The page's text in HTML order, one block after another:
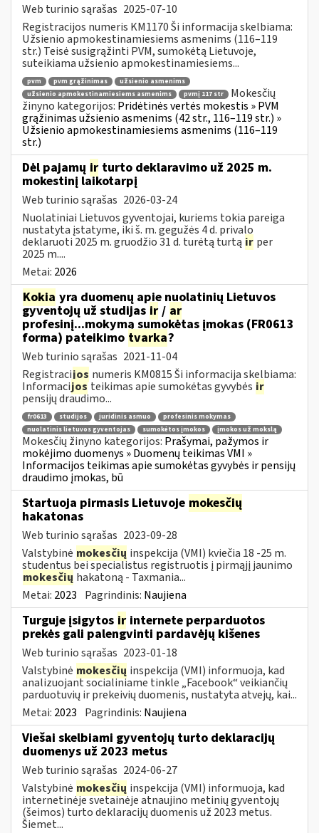
Web turinio sąrašas 2025-07-10
Registracijos numeris KM1170 Ši informacija skelbiama:
Užsienio apmokestinamiesiems asmenims (116–119
str.) Teisė susigrąžinti PVM, sumokėtą Lietuvoje,
suteikiama užsienio apmokestinamiesiems...
pvm pvm grąžinimas
užsienio asmenims
užsienio apmokestinamiesiems asmenims
pvmį 117 str
Mokesčių
žinyno kategorijos: Pridėtinės vertės mokestis » PVM
grąžinimas užsienio asmenims (42 str., 116–119 str.) »
Užsienio apmokestinamiesiems asmenims (116–119
str.)
Dėl pajamų ir turto deklaravimo už 2025 m.
mokestinį laikotarpį
Web turinio sąrašas 2026-03-24
Nuolatiniai Lietuvos gyventojai, kuriems tokia pareiga
nustatyta įstatyme, iki š. m. gegužės 4 d. privalo
deklaruoti 2025 m. gruodžio 31 d. turėtą turtą ir per
2025 m....
Metai: 2026
Kokia yra duomenų apie nuolatinių Lietuvos
gyventojų už studijas ir / ar
profesinį...mokymą sumokėtas įmokas (FR0613
forma) pateikimo tvarka?
Web turinio sąrašas 2021-11-04
Registracijos numeris KM0815 Ši informacija skelbiama:
Informacijosteikimas apie sumokėtas gyvybės ir
pensijų draudimo...
fr0613 studijos juridinis asmuo
profesinis mokymas
nuolatinis lietuvos gyventojas
sumokėtos įmokos įmokos už mokslą
Mokesčių žinyno kategorijos: Prašymai, pažymos ir
mokėjimo duomenys » Duomenų teikimas VMI »
Informacijos teikimas apie sumokėtas gyvybės ir pensijų
draudimo įmokas, bū
Startuoja pirmasis Lietuvoje mokesčių
hakatonas
Web turinio sąrašas 2023-09-28
Valstybinė mokesčių inspekcija (VMI) kviečia 18 -25 m.
studentus bei specialistus registruotis į pirmąjį jaunimo
mokesčių hakatoną - Taxmania...
Metai: 2023 Pagrindinis: Naujiena
Turguje įsigytos ir internete perparduotos
prekės gali palengvinti pardavėjų kišenes
Web turinio sąrašas 2023-01-18
Valstybinė mokesčių inspekcija (VMI) informuoja, kad
analizuojant socialiniame tinkle „Facebook“ veikiančių
parduotuvių ir prekeivių duomenis, nustatyta atvejų, kai...
Metai: 2023 Pagrindinis: Naujiena
Viešai skelbiami gyventojų turto deklaracijų
duomenys už 2023 metus
Web turinio sąrašas 2024-06-27
Valstybinė mokesčių inspekcija (VMI) informuoja, kad
internetinėje svetainėje atnaujino metinių gyventojų
(šeimos) turto deklaracijų duomenis už 2023 metus.
Šiemet...